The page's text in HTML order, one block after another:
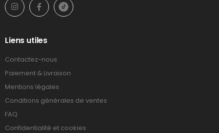
Liens utiles
Contactez-nous
Paiement & Livraison
Mentions légales
Conditions générales de ventes
FAQ
Confidentialité et cookies